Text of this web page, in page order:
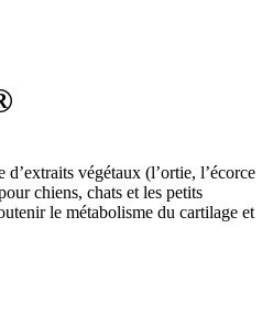
végétaux (l’ortie, l’écorce
chiens, chats et les petits
le métabolisme du cartilage et